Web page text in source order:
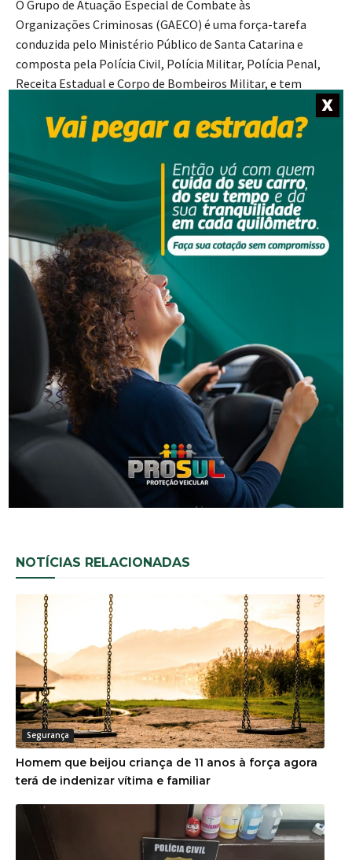
O Grupo de Atuação Especial de Combate às
Organizações Criminosas (GAECO) é uma força-tarefa
conduzida pelo Ministério Público de Santa Catarina e
composta pela Polícia Civil, Polícia Militar, Polícia Penal,
Receita Estadual e Corpo de Bombeiros Militar, e tem
como finalidade a identificação, prevenção e repressão às
organizações criminosas.
O CyberGAECO é uma força-tarefa especializada, inserida
na estrutura do GAECO, que tem o objetivo de identificar,
buscar prevenir e reprimir infrações penais praticadas em
ambientes virtuais.
Fonte: Coordenadoria de Comunicação Social do MPSC
- Anúncio -
NOTÍCIAS RELACIONADAS
Segurança
Homem que beijou criança de 11 anos à força agora
terá de indenizar vítima e familiar
X